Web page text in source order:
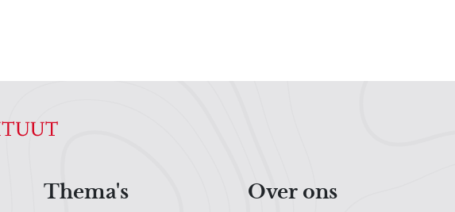
Thema's Over ons